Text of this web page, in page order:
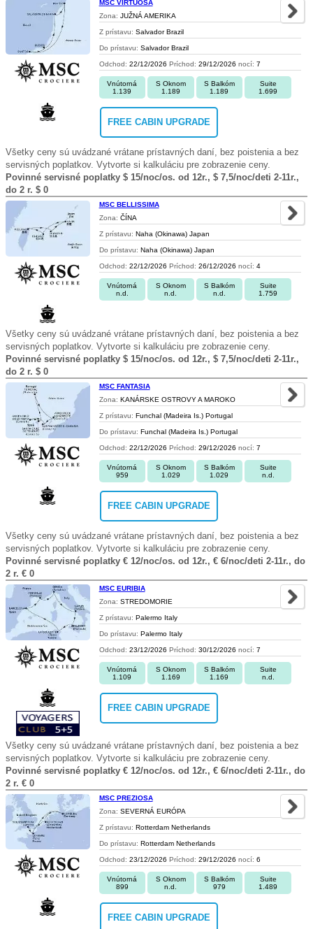
MSC VIRTUOSA
Zona: JUŽNÁ AMERIKA
Z prístavu: Salvador Brazil
Do prístavu: Salvador Brazil
Odchod: 22/12/2026 Príchod: 29/12/2026 nocí: 7
Vnútorná
1.139
S Oknom
1.189
S Balkóm
1.189
Suite
1.699
FREE CABIN UPGRADE
Všetky ceny sú uvádzané vrátane prístavných daní, bez poistenia a bez
servisných poplatkov. Vytvorte si kalkuláciu pre zobrazenie ceny.
Povinné servisné poplatky $ 15/noc/os. od 12r., $ 7,5/noc/deti 2-11r.,
do 2 r. $ 0
MSC BELLISSIMA
Zona: ČÍNA
Z prístavu: Naha (Okinawa) Japan
Do prístavu: Naha (Okinawa) Japan
Odchod: 22/12/2026 Príchod: 26/12/2026 nocí: 4
Vnútorná
n.d.
S Oknom
n.d.
S Balkóm
n.d.
Suite
1.759
Všetky ceny sú uvádzané vrátane prístavných daní, bez poistenia a bez
servisných poplatkov. Vytvorte si kalkuláciu pre zobrazenie ceny.
Povinné servisné poplatky $ 15/noc/os. od 12r., $ 7,5/noc/deti 2-11r.,
do 2 r. $ 0
MSC FANTASIA
Zona: KANÁRSKE OSTROVY A MAROKO
Z prístavu: Funchal (Madeira Is.) Portugal
Do prístavu: Funchal (Madeira Is.) Portugal
Odchod: 22/12/2026 Príchod: 29/12/2026 nocí: 7
Vnútorná
959
S Oknom
1.029
S Balkóm
1.029
Suite
n.d.
FREE CABIN UPGRADE
Všetky ceny sú uvádzané vrátane prístavných daní, bez poistenia a bez
servisných poplatkov. Vytvorte si kalkuláciu pre zobrazenie ceny.
Povinné servisné poplatky € 12/noc/os. od 12r., € 6/noc/deti 2-11r., do
2 r. € 0
MSC EURIBIA
Zona: STREDOMORIE
Z prístavu: Palermo Italy
Do prístavu: Palermo Italy
Odchod: 23/12/2026 Príchod: 30/12/2026 nocí: 7
Vnútorná
1.109
S Oknom
1.169
S Balkóm
1.169
Suite
n.d.
FREE CABIN UPGRADE
Všetky ceny sú uvádzané vrátane prístavných daní, bez poistenia a bez
servisných poplatkov. Vytvorte si kalkuláciu pre zobrazenie ceny.
Povinné servisné poplatky € 12/noc/os. od 12r., € 6/noc/deti 2-11r., do
2 r. € 0
MSC PREZIOSA
Zona: SEVERNÁ EURÓPA
Z prístavu: Rotterdam Netherlands
Do prístavu: Rotterdam Netherlands
Odchod: 23/12/2026 Príchod: 29/12/2026 nocí: 6
Vnútorná
899
S Oknom
n.d.
S Balkóm
979
Suite
1.489
FREE CABIN UPGRADE